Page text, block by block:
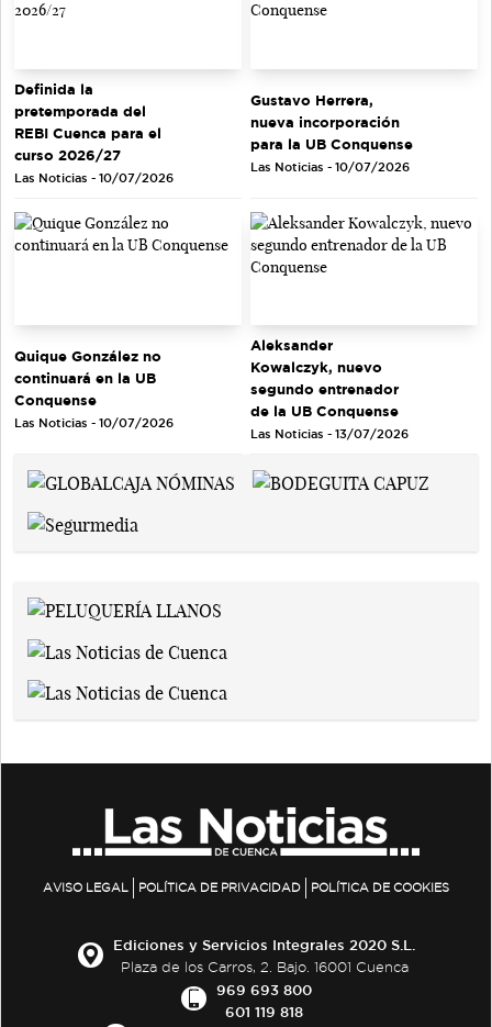
Definida la
pretemporada del
REBI Cuenca para el
curso 2026/27
Las Noticias - 10/07/2026
Gustavo Herrera,
nueva incorporación
para la UB Conquense
Las Noticias - 10/07/2026
Quique González no
continuará en la UB
Conquense
Las Noticias - 10/07/2026
Aleksander
Kowalczyk, nuevo
segundo entrenador
de la UB Conquense
Las Noticias - 13/07/2026
AVISO LEGAL POLÍTICA DE PRIVACIDAD POLÍTICA DE COOKIES
Ediciones y Servicios Integrales 2020 S.L.
Plaza de los Carros, 2. Bajo. 16001 Cuenca
969 693 800
601 119 818